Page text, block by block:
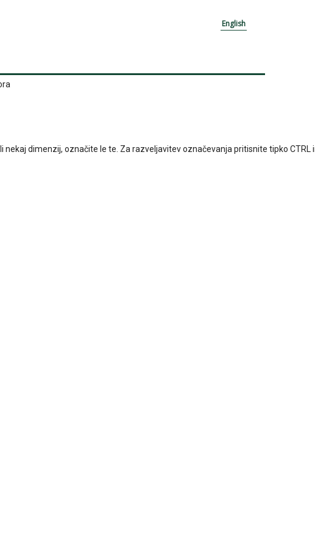
English
dimenzij, označite le te. Za razveljavitev označevanja pritisnite tipko